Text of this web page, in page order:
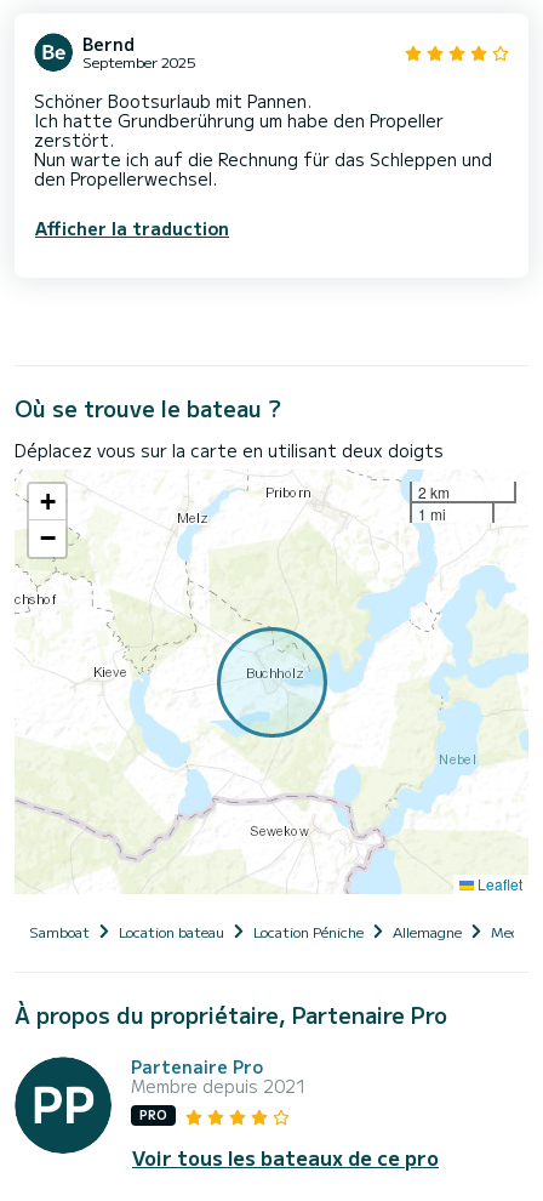
Bernd
September 2025
Schöner Bootsurlaub mit Pannen.
Ich hatte Grundberührung um habe den Propeller
zerstört.
Nun warte ich auf die Rechnung für das Schleppen und
den Propellerwechsel.
Afficher la traduction
Où se trouve le bateau ?
Déplacez vous sur la carte en utilisant deux doigts
+
−
2 km
1 mi
Leaflet
Samboat Location bateau Location Péniche Allemagne
À propos du propriétaire, Partenaire Pro
Partenaire Pro
Membre depuis 2021
PRO
Voir tous les bateaux de ce pro